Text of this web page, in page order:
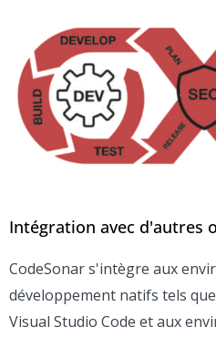
Intégration avec d'autres
CodeSonar s'intègre aux
développement natifs tels
Visual Studio Code et aux